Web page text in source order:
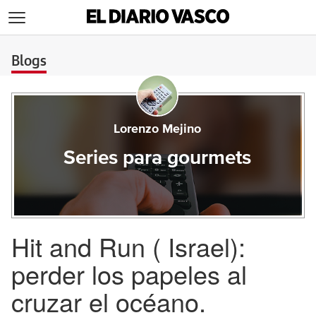
Blogs
Lorenzo Mejino
Series para gourmets
Hit and Run ( Israel):
perder los papeles al
cruzar el océano.